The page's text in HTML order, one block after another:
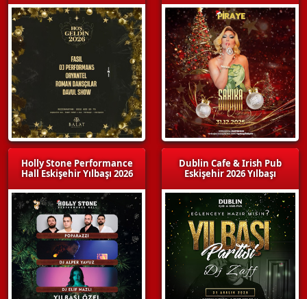
Holly Stone Performance
Hall Eskişehir Yılbaşı 2026
Dublin Cafe & Irish Pub
Eskişehir 2026 Yılbaşı